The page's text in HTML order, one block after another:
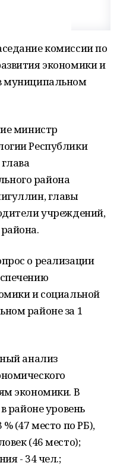
комиссии по
экономики и
муниципальном
министр
Республики
района
главы
учреждений,
о реализации
и социальной
районе за 1
анализ
экономики. В
районе уровень
(47 место по РБ),
(46 место);
- 34 чел.;